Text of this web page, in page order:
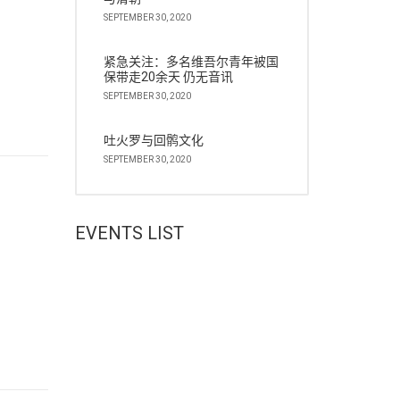
SEPTEMBER 30, 2020
紧急关注：多名维吾尔青年被国
保带走20余天 仍无音讯
SEPTEMBER 30, 2020
吐火罗与回鹘文化
SEPTEMBER 30, 2020
EVENTS LIST